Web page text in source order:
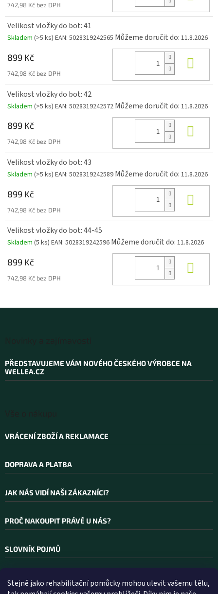
Stejně jako rehabilitační pomůcky mohou ulevit vašemu tělu,
742,98 Kč bez DPH
Velikost vložky do bot: 41
Skladem (>5 ks) EAN: 5028319242565 Můžeme doručit do: 11.8.2026
899 Kč
742,98 Kč bez DPH
Velikost vložky do bot: 42
Skladem (>5 ks) EAN: 5028319242572 Můžeme doručit do: 11.8.2026
899 Kč
742,98 Kč bez DPH
Velikost vložky do bot: 43
Skladem (>5 ks) EAN: 5028319242589 Můžeme doručit do: 11.8.2026
899 Kč
742,98 Kč bez DPH
Velikost vložky do bot: 44-45
Skladem (5 ks) EAN: 5028319242596 Můžeme doručit do: 11.8.2026
899 Kč
742,98 Kč bez DPH
PŘEDSTAVUJEME VÁM NOVÉHO ČESKÉHO VÝROBCE NA
WELLEA.CZ
VRÁCENÍ ZBOŽÍ A REKLAMACE
DOPRAVA A PLATBA
JAK NÁS VIDÍ NAŠI ZÁKAZNÍCI?
PROČ NAKOUPIT PRÁVĚ U NÁS?
SLOVNÍK POJMŮ
Kontakt